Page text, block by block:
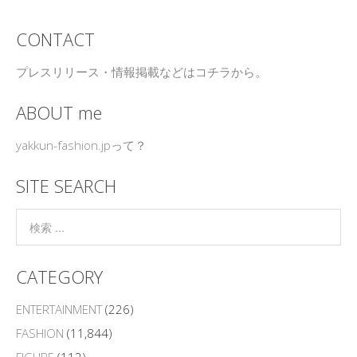
CONTACT
プレスリリース・情報掲載などはコチラから。
ABOUT me
yakkun-fashion.jpって？
SITE SEARCH
CATEGORY
ENTERTAINMENT(226)
FASHION (11,844)